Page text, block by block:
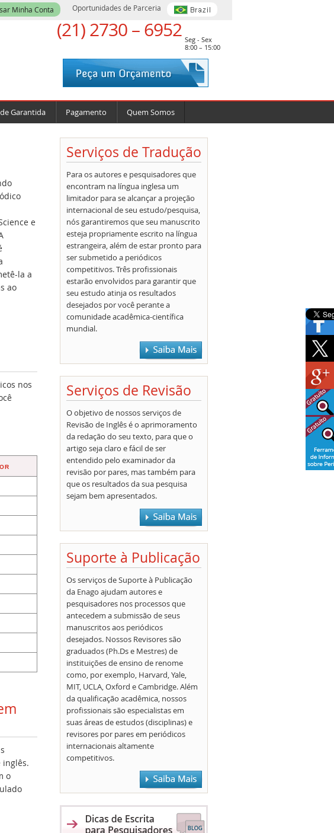
Minha Conta Oportunidades de Parceria
(21) 2730 – 6952 Seg - Sex
8:00 – 15:00
Garantida Pagamento Quem Somos
e
la a
ao
nos
inglês.
o
Serviços de Tradução
Para os autores e pesquisadores que
encontram na língua inglesa um
limitador para se alcançar a projeção
internacional de seu estudo/pesquisa,
nós garantiremos que seu manuscrito
esteja propriamente escrito na língua
estrangeira, além de estar pronto para
ser submetido a periódicos
competitivos. Três profissionais
estarão envolvidos para garantir que
seu estudo atinja os resultados
desejados por você perante a
comunidade acadêmica-científica
mundial.
Serviços de Revisão
O objetivo de nossos serviços de
Revisão de Inglês é o aprimoramento
da redação do seu texto, para que o
artigo seja claro e fácil de ser
entendido pelo examinador da
revisão por pares, mas também para
que os resultados da sua pesquisa
sejam bem apresentados.
Suporte à Publicação
Os serviços de Suporte à Publicação
da Enago ajudam autores e
pesquisadores nos processos que
antecedem a submissão de seus
manuscritos aos periódicos
desejados. Nossos Revisores são
graduados (Ph.Ds e Mestres) de
instituições de ensino de renome
como, por exemplo, Harvard, Yale,
MIT, UCLA, Oxford e Cambridge. Além
da qualificação acadêmica, nossos
profissionais são especialistas em
suas áreas de estudos (disciplinas) e
revisores por pares em periódicos
internacionais altamente
competitivos.